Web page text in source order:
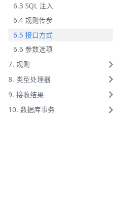
6.3 SQL 注入
6.4 规则传参
6.5 接口方式
6.6 参数选项
7. 规则
8. 类型处理器
9. 接收结果
10. 数据库事务